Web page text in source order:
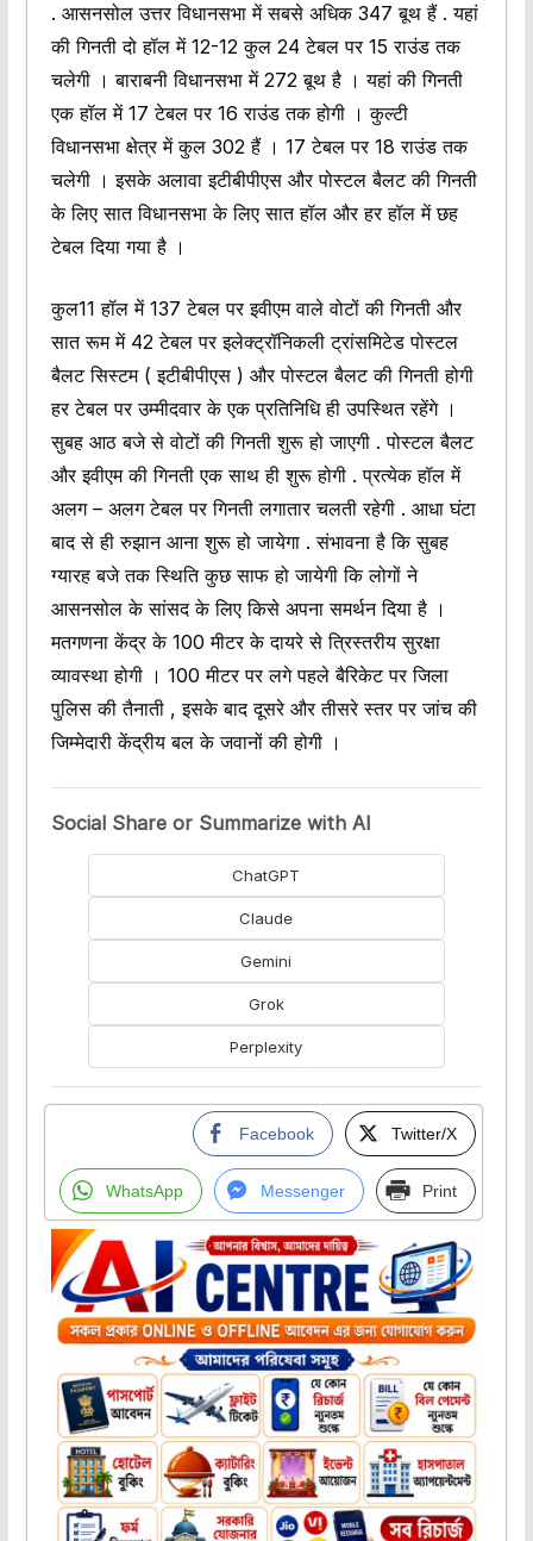
. आसनसोल उत्तर विधानसभा में सबसे अधिक 347 बूथ हैं . यहां
की गिनती दो हॉल में 12-12 कुल 24 टेबल पर 15 राउंड तक
चलेगी । बाराबनी विधानसभा में 272 बूथ है । यहां की गिनती
एक हॉल में 17 टेबल पर 16 राउंड तक होगी । कुल्टी
विधानसभा क्षेत्र में कुल 302 हैं । 17 टेबल पर 18 राउंड तक
चलेगी । इसके अलावा इटीबीपीएस और पोस्टल बैलट की गिनती
के लिए सात विधानसभा के लिए सात हॉल और हर हॉल में छह
टेबल दिया गया है ।
कुल11 हॉल में 137 टेबल पर इवीएम वाले वोटों की गिनती और
सात रूम में 42 टेबल पर इलेक्ट्रॉनिकली ट्रांसमिटेड पोस्टल
बैलट सिस्टम ( इटीबीपीएस ) और पोस्टल बैलट की गिनती होगी
हर टेबल पर उम्मीदवार के एक प्रतिनिधि ही उपस्थित रहेंगे ।
सुबह आठ बजे से वोटों की गिनती शुरू हो जाएगी . पोस्टल बैलट
और इवीएम की गिनती एक साथ ही शुरू होगी . प्रत्येक हॉल में
अलग – अलग टेबल पर गिनती लगातार चलती रहेगी . आधा घंटा
बाद से ही रुझान आना शुरू हो जायेगा . संभावना है कि सुबह
ग्यारह बजे तक स्थिति कुछ साफ हो जायेगी कि लोगों ने
आसनसोल के सांसद के लिए किसे अपना समर्थन दिया है ।
मतगणना केंद्र के 100 मीटर के दायरे से त्रिस्तरीय सुरक्षा
व्यावस्था होगी । 100 मीटर पर लगे पहले बैरिकेट पर जिला
पुलिस की तैनाती , इसके बाद दूसरे और तीसरे स्तर पर जांच की
जिम्मेदारी केंद्रीय बल के जवानों की होगी ।
Social Share or Summarize with AI
ChatGPT
Claude
Gemini
Grok
Perplexity
Facebook Twitter/X
WhatsApp Messenger Print